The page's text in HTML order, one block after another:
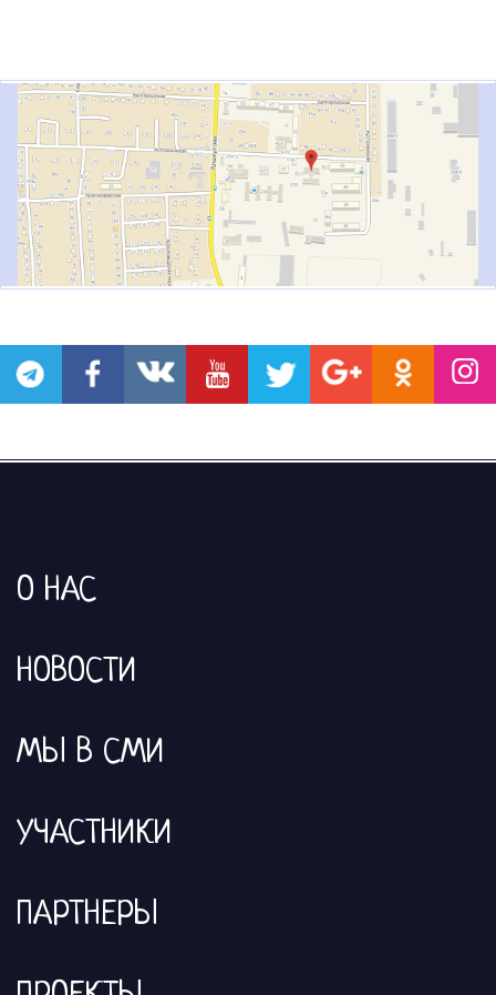
О НАС
НОВОСТИ
МЫ В СМИ
УЧАСТНИКИ
ПАРТНЕРЫ